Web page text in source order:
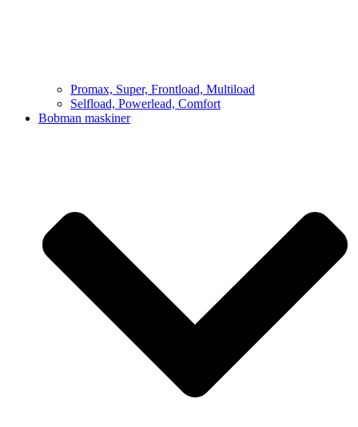
Promax, Super, Frontload, Multiload
Selfload, Powerlead, Comfort
Bobman maskiner